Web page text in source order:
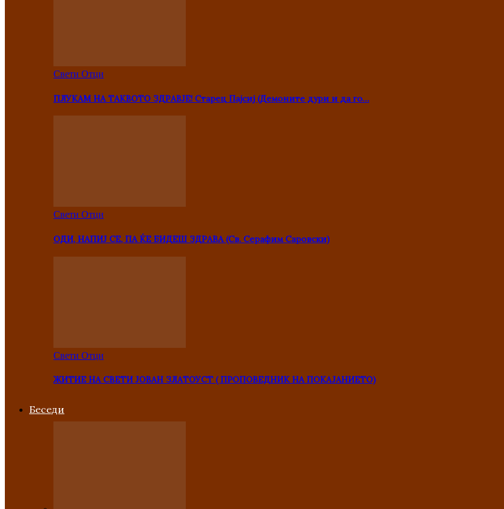
Свети Отци
ПЛУКАМ НА ТАКВОТО ЗДРАВЈЕ! Старец Пајсиј (Демоните дури и да го…
Свети Отци
ОДИ, НАПИЈ СЕ, ПА ЌЕ БИДЕШ ЗДРАВА (Св. Серафим Саровски)
Свети Отци
ЖИТИЕ НА СВЕТИ ЈОВАН ЗЛАТОУСТ ( ПРОПОВЕДНИК НА ПОКАЈАНИЕТО)
Беседи